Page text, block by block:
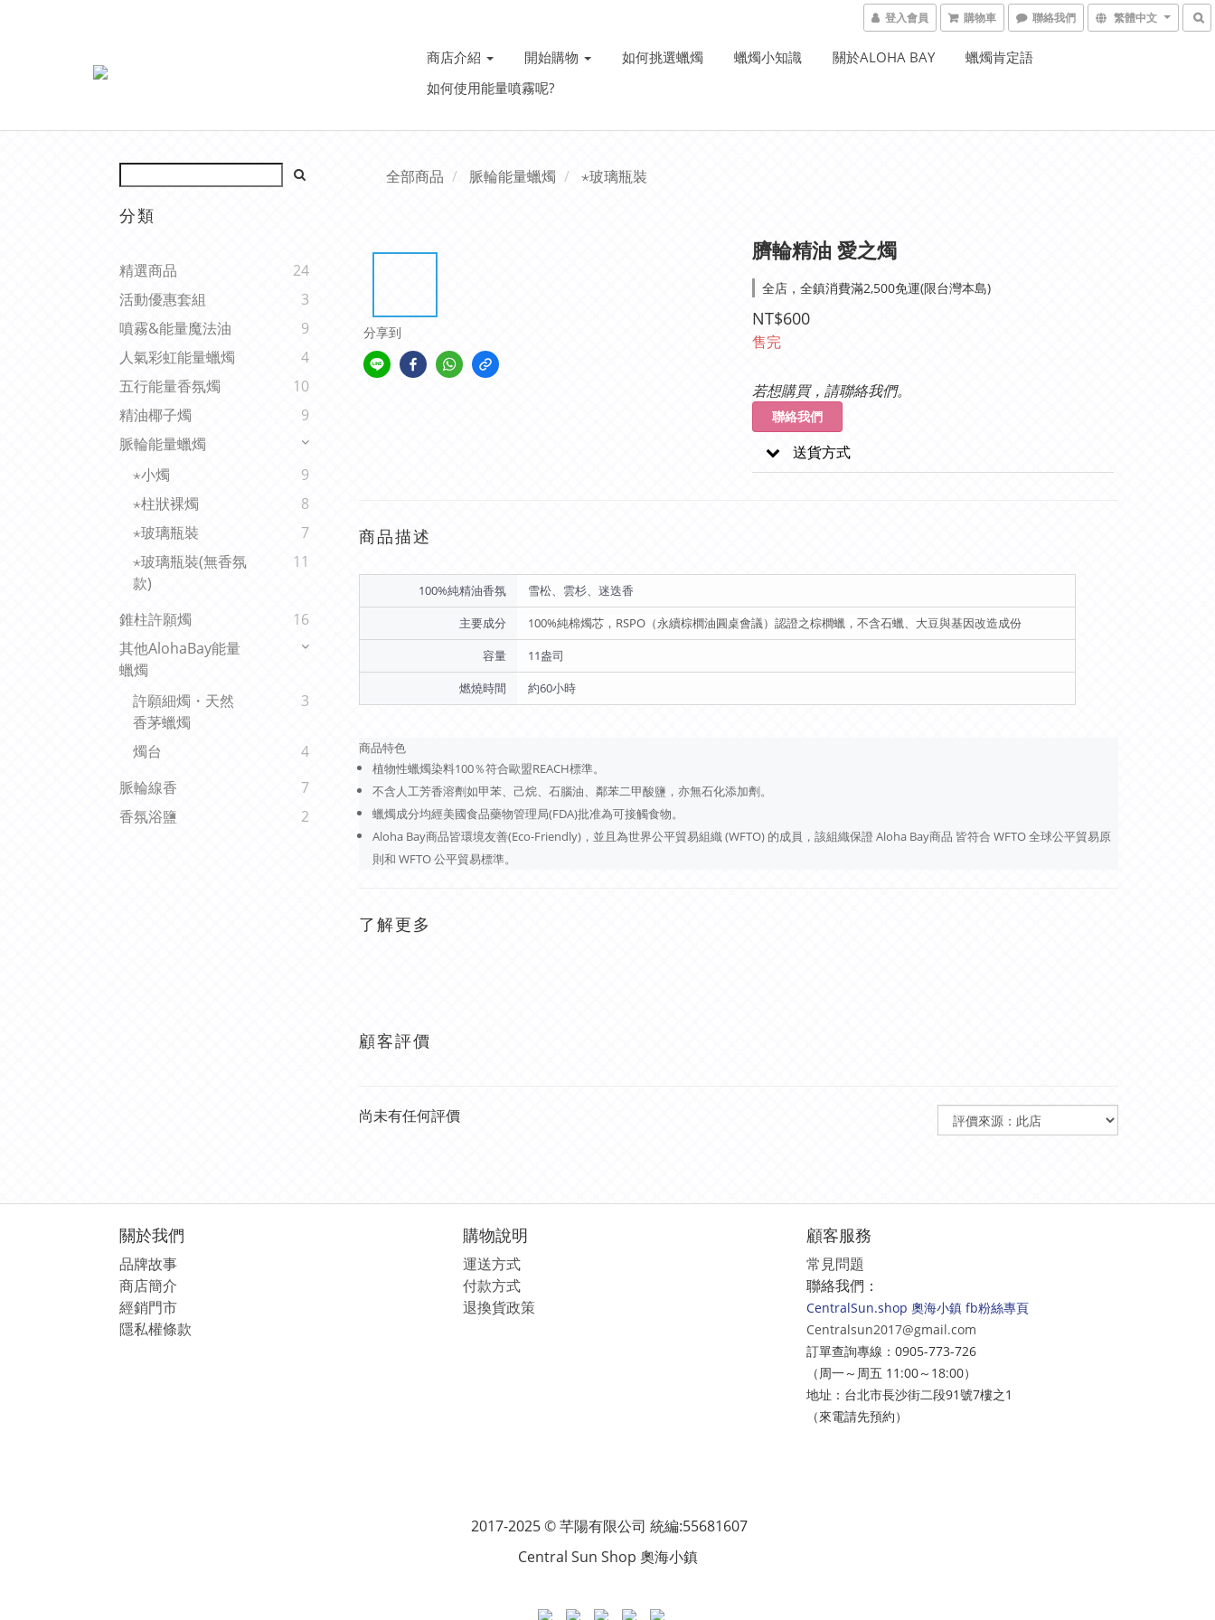
登入會員 購物車 聯絡我們 繁體中文
商店介紹 開始購物 如何挑選蠟燭 蠟燭小知識 關於ALOHA BAY
蠟燭肯定語
如何使用能量噴霧呢?
分類
精選商品
24
活動優惠套組
3
噴霧&能量魔法油
9
人氣彩虹能量蠟燭
4
五行能量香氛燭
10
精油椰子燭
9
脈輪能量蠟燭
⋆小燭
9
⋆柱狀裸燭
8
⋆玻璃瓶裝
7
⋆玻璃瓶裝(無香氛
款)
11
錐柱許願燭
16
其他AlohaBay能量
蠟燭
許願細燭・天然
香茅蠟燭
3
燭台
4
脈輪線香
7
香氛浴鹽
2
全部商品 脈輪能量蠟燭 ⋆玻璃瓶裝
分享到
臍輪精油 愛之燭
全店，全鎮消費滿2,500免運(限台灣本島)
NT$600
售完
若想購買，請聯絡我們。
聯絡我們
送貨方式
商品描述
100%純精油香氛
雪松、雲杉、迷迭香
主要成分
100%純棉燭芯，RSPO（永續棕櫚油圓桌會議）認證之棕櫚蠟，不含石蠟、大豆與基因改造成份
容量
11盎司
燃燒時間
約60小時
商品特色
植物性蠟燭染料100％符合歐盟REACH標準。
不含人工芳香溶劑如甲苯、己烷、石腦油、鄰苯二甲酸鹽，亦無石化添加劑。
蠟燭成分均經美國食品藥物管理局(FDA)批准為可接觸食物。
Aloha Bay商品皆環境友善(Eco-Friendly)，並且為世界公平貿易組織 (WFTO) 的成員，該組織保證 Aloha Bay商品 皆符合 WFTO 全球公平貿易原
則和 WFTO 公平貿易標準。
了解更多
顧客評價
尚未有任何評價
關於我們
品牌故事
商店簡介
經銷門市
隱私權條款
購物說明
運送方式
付款方式
退換貨政策
顧客服務
常見問題
聯絡我們：
CentralSun.shop 奧海小鎮 fb粉絲專頁
Centralsun2017@gmail.com
訂單查詢專線：0905-773-726
（周一～周五 11:00～18:00）
地址：台北市長沙街二段91號7樓之1
（來電請先預約）
2017-2025 © 芊陽有限公司 統編:55681607
Central Sun Shop 奧海小鎮